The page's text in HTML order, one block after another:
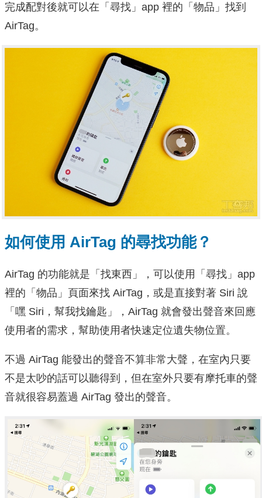
完成配對後就可以在「尋找」app 裡的「物品」找到
AirTag。
如何使用 AirTag 的尋找功能？
AirTag 的功能就是「找東西」，可以使用「尋找」app
裡的「物品」頁面來找 AirTag，或是直接對著 Siri 說
「嘿 Siri，幫我找鑰匙」，AirTag 就會發出聲音來回應
使用者的需求，幫助使用者快速定位遺失物位置。
不過 AirTag 能發出的聲音不算非常大聲，在室內只要
不是太吵的話可以聽得到，但在室外只要有摩托車的聲
音就很容易蓋過 AirTag 發出的聲音。